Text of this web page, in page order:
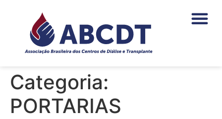
Categoria:
PORTARIAS